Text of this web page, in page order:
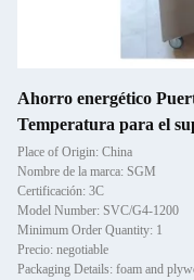
Ahorro energético
Temperatura para el
Place of Origin: China
Nombre de la marca: SGM
Certificación: 3C
Model Number: SVC/G4-1200
Minimum Order Quantity: 1
Precio: negotiable
Packaging Details: foam and